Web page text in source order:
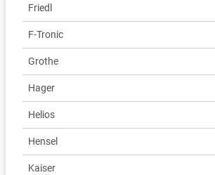
Friedl
F-Tronic
Grothe
Hager
Helios
Hensel
Kaiser